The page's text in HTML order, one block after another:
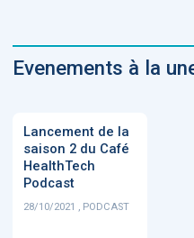
Evenements à la
Lancement de la
saison 2 du Café
HealthTech
Podcast
28/10/2021 , PODCAST